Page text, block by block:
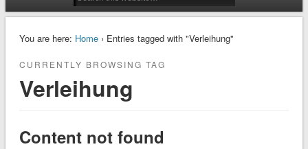
You are here: Home› Entries tagged with "Verleihung"
CURRENTLY BROWSING TAG
Verleihung
Content not found